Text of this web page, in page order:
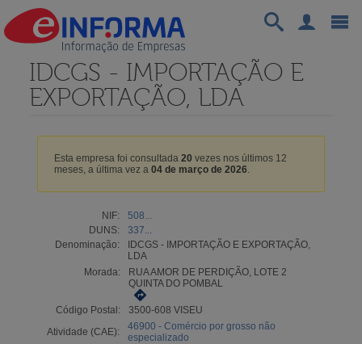
IDCGS - IMPORTAÇÃO E
EXPORTAÇÃO, LDA
Esta empresa foi consultada 20 vezes nos últimos 12
meses, a última vez a 04 de março de 2026.
NIF:
508...
DUNS:
337...
Denominação:
IDCGS - IMPORTAÇÃO E EXPORTAÇÃO,
LDA
Morada:
RUA AMOR DE PERDIÇÃO, LOTE 2
QUINTA DO POMBAL
Código Postal:
3500-608 VISEU
Atividade (CAE):
46900 - Comércio por grosso não
especializado